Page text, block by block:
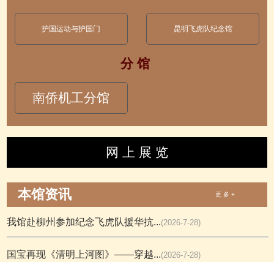
护国运动与护国门 昆明飞虎队纪念馆
分 馆
南侨机工分馆
网 上 展 览
本馆资讯 更 多 +
我馆赴柳州参加纪念飞虎队援华抗...(2026-7-28)
国宝再现《清明上河图》——穿越...(2026-7-28)